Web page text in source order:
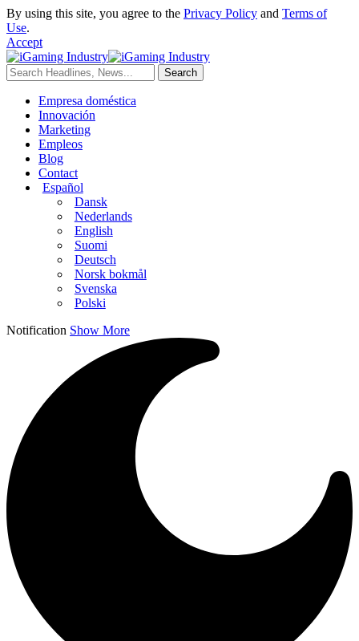
By using this site, you agree to the Privacy Policy and Terms of
Use.
Accept
Empresa doméstica
Innovación
Marketing
Empleos
Blog
Contact
Español
Dansk
Nederlands
English
Suomi
Deutsch
Norsk bokmål
Svenska
Polski
Notification Show More